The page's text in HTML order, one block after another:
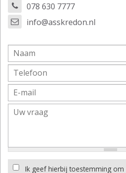
078 630 7777
info@asskredon.nl
Ik geef hierbij toestemming om